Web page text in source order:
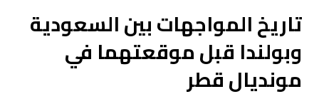
تاريخ المواجهات بين السعودية
وبولندا قبل موقعتهما في
مونديال قطر